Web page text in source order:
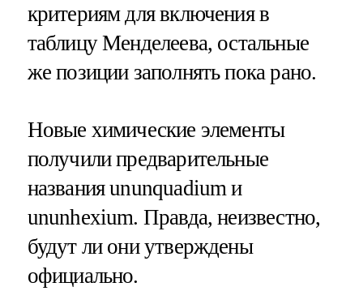
критериям для включения в
таблицу Менделеева, остальные
же позиции заполнять пока рано.
Новые химические элементы
получили предварительные
названия ununquadium и
ununhexium. Правда, неизвестно,
будут ли они утверждены
официально.